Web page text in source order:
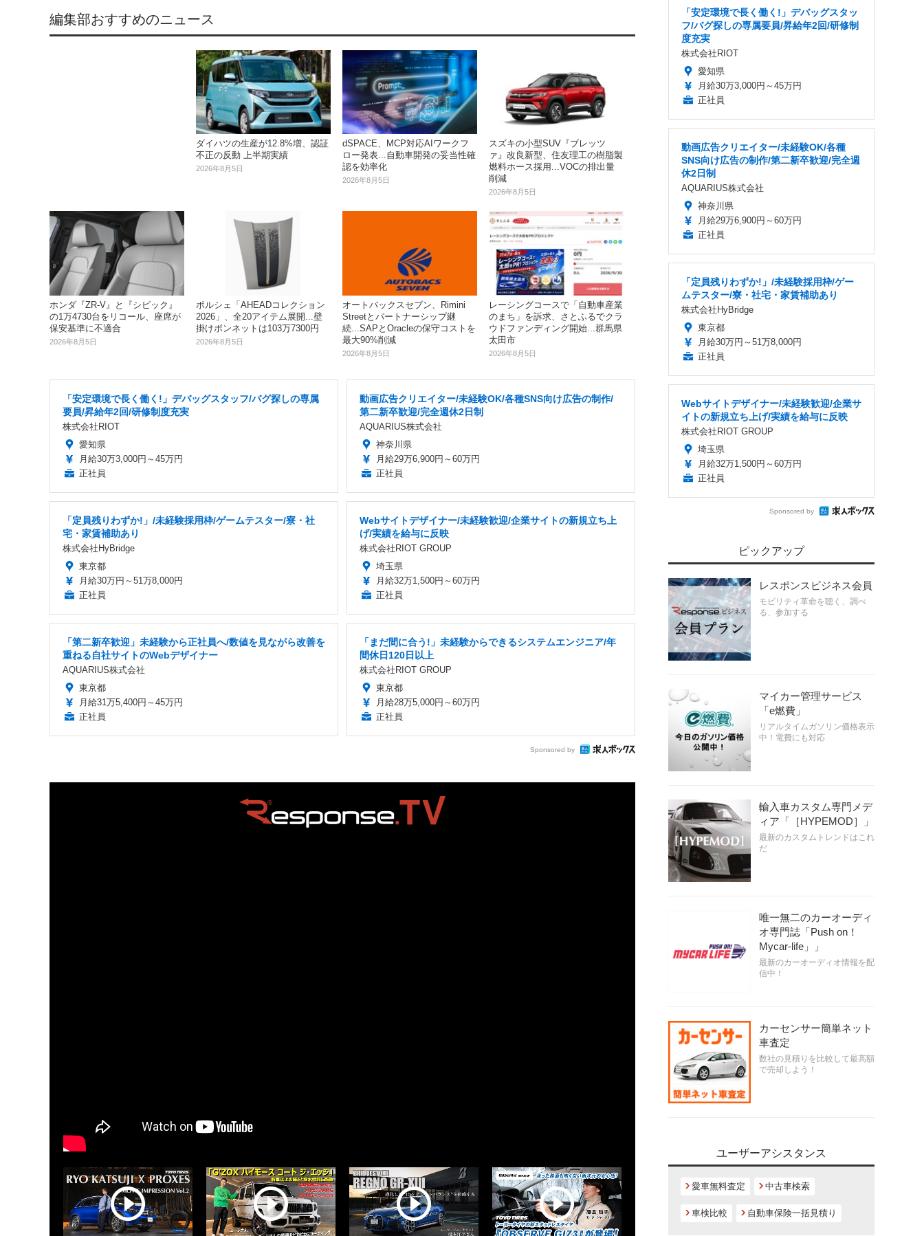
編集部おすすめのニュース
ダイハツの生産が12.8%増、認証
不正の反動 上半期実績
2026年8月5日
dSPACE、MCP対応AIワークフ
ロー発表...自動車開発の妥当性確
認を効率化
2026年8月5日
スズキの小型SUV『ブレッツ
ァ』改良新型、住友理工の樹脂製
燃料ホース採用...VOCの排出量
削減
2026年8月5日
ホンダ『ZR-V』と『シビック』
の1万4730台をリコール、座席が
保安基準に不適合
2026年8月5日
ポルシェ「AHEADコレクション
2026」、全20アイテム展開...壁
掛けボンネットは103万7300円
2026年8月5日
オートバックスセブン、Rimini
Streetとパートナーシップ継
続...SAPとOracleの保守コストを
最大90%削減
2026年8月5日
レーシングコースで「自動車産業
のまち」を訴求、さとふるでクラ
ウドファンディング開始...群馬県
太田市
2026年8月5日
「安定環境で長く働く!」デバッグスタッフ/バグ探しの専属
要員/昇給年2回/研修制度充実
株式会社RIOT
愛知県
月給30万3,000円～45万円
正社員
動画広告クリエイター/未経験OK/各種SNS向け広告の制作/
第二新卒歓迎/完全週休2日制
AQUARIUS株式会社
神奈川県
月給29万6,900円～60万円
正社員
「定員残りわずか!」/未経験採用枠/ゲームテスター/寮・社
宅・家賃補助あり
株式会社HyBridge
東京都
月給30万円～51万8,000円
正社員
Webサイトデザイナー/未経験歓迎/企業サイトの新規立ち上
げ/実績を給与に反映
株式会社RIOT GROUP
埼玉県
月給32万1,500円～60万円
正社員
「第二新卒歓迎」未経験から正社員へ/数値を見ながら改善を
重ねる自社サイトのWebデザイナー
AQUARIUS株式会社
東京都
月給31万5,400円～45万円
正社員
「まだ間に合う!」未経験からできるシステムエンジニア/年
間休日120日以上
株式会社RIOT GROUP
東京都
月給28万5,000円～60万円
正社員
Sponsored by
「安定環境で長く働く!」デバッグスタッ
フ/バグ探しの専属要員/昇給年2回/研修制
度充実
株式会社RIOT
愛知県
月給30万3,000円～45万円
正社員
動画広告クリエイター/未経験OK/各種
SNS向け広告の制作/第二新卒歓迎/完全週
休2日制
AQUARIUS株式会社
神奈川県
月給29万6,900円～60万円
正社員
「定員残りわずか!」/未経験採用枠/ゲー
ムテスター/寮・社宅・家賃補助あり
株式会社HyBridge
東京都
月給30万円～51万8,000円
正社員
Webサイトデザイナー/未経験歓迎/企業サ
イトの新規立ち上げ/実績を給与に反映
株式会社RIOT GROUP
埼玉県
月給32万1,500円～60万円
正社員
Sponsored by
ピックアップ
レスポンスビジネス会員
モビリティ革命を聴く、調べ
る、参加する
マイカー管理サービス
「e燃費」
リアルタイムガソリン価格表示
中！電費にも対応
輸入車カスタム専門メデ
ィア「［HYPEMOD］」
最新のカスタムトレンドはこれ
だ
唯一無二のカーオーディ
オ専門誌「Push on！
Mycar-life」」
最新のカーオーディオ情報を配
信中！
カーセンサー簡単ネット
車査定
数社の見積りを比較して最高額
で売却しよう！
ユーザーアシスタンス
愛車無料査定 中古車検索
車検比較 自動車保険一括見積り